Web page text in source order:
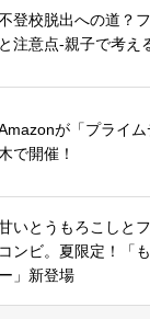
登校脱出への道？
と注意点-親子で考え
が「プライ
で開催！
いとうもろこしと
コンビ。夏限定！「
ー」新登場